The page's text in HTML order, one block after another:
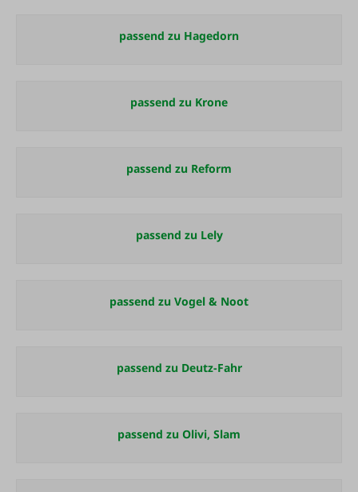
passend zu Hagedorn
passend zu Krone
passend zu Reform
passend zu Lely
passend zu Vogel & Noot
passend zu Deutz-Fahr
passend zu Olivi, Slam